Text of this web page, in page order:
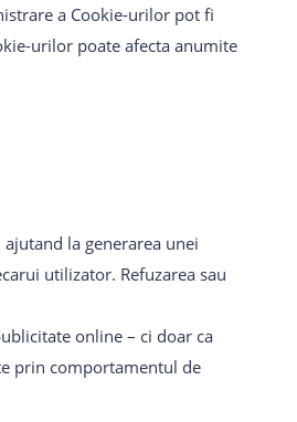
a Cookie-urilor pot fi
urilor poate afecta anumite
la generarea unei
utilizator. Refuzarea sau
online – ci doar ca
prin comportamentul de